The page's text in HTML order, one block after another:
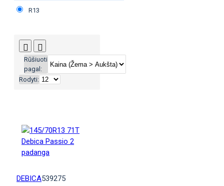
R13
Rūšiuoti
pagal:
Rodyti:
DEBICA539275